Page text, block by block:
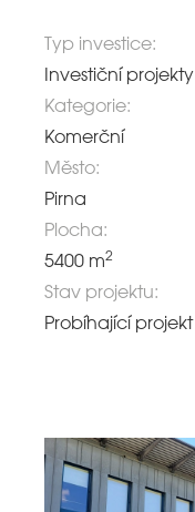
Typ investice:
Investiční projekty
Kategorie:
Komerční
Město:
Pirna
Plocha:
5400 m2
Stav projektu:
Probíhající projekt